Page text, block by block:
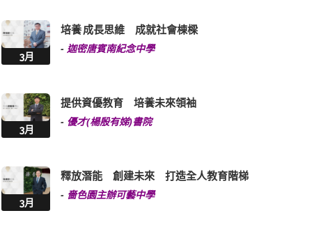
3月
培養 成長思維 成就社會棟樑
- 迦密唐賓南紀念中學
3月
提供資優教育 培養未來領袖
- 優才(楊殷有娣)書院
3月
釋放潛能 創建未來 打造全人教育階梯
- 嗇色園主辦可藝中學